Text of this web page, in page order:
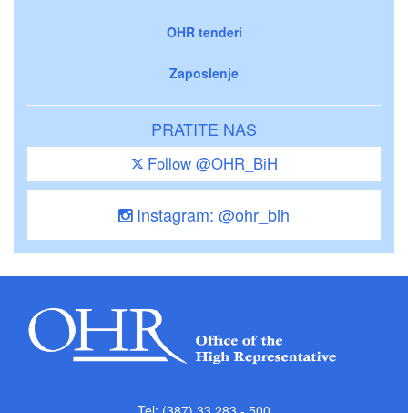
OHR tenderi
Zaposlenje
PRATITE NAS
Follow @OHR_BiH
Instagram: @ohr_bih